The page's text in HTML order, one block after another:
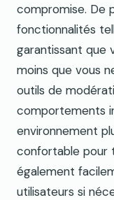
compromise. De
fonctionnalités
garantissant
moins que vous
outils de
comportements
environnement
confortable pour
également
utilisateurs si